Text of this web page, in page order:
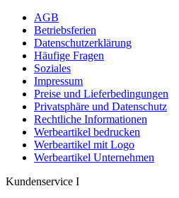
AGB
Betriebsferien
Datenschutzerklärung
Häufige Fragen
Soziales
Impressum
Preise und Lieferbedingungen
Privatsphäre und Datenschutz
Rechtliche Informationen
Werbeartikel bedrucken
Werbeartikel mit Logo
Werbeartikel Unternehmen
Kundenservice I